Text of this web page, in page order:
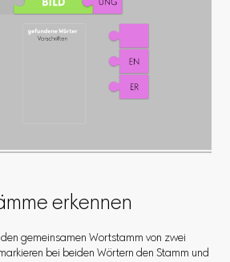
erkennen
gemeinsamen Wortstamm von zwei
bei beiden Wörtern den Stamm und